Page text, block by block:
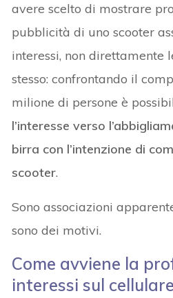
avere scelto di mostrare
pubblicità di uno scooter
interessi, non direttamente
stesso: confrontando il
milione di persone è
l’interesse verso
birra con l’intenzione di
scooter.
Sono associazioni
sono dei motivi.
Come avviene la
interessi sul cellulare